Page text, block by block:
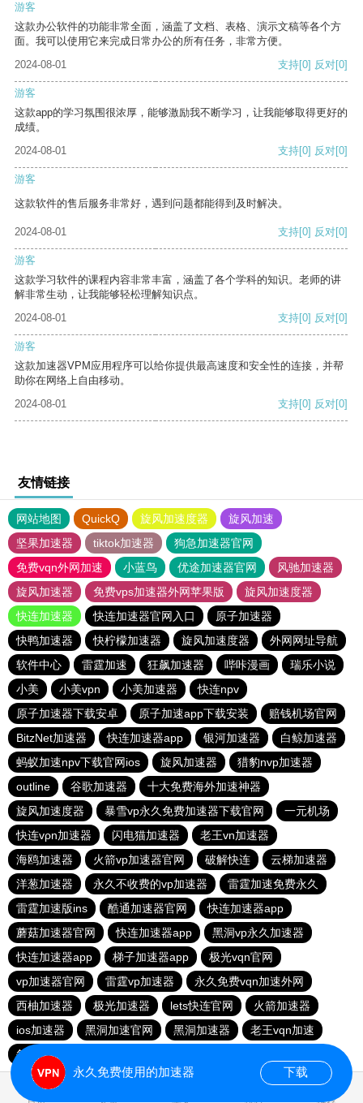
游客
这款办公软件的功能非常全面，涵盖了文档、表格、演示文稿等各个方
面。我可以使用它来完成日常办公的所有任务，非常方便。
2024-08-01
支持[0] 反对[0]
游客
这款app的学习氛围很浓厚，能够激励我不断学习，让我能够取得更好的
成绩。
2024-08-01
支持[0] 反对[0]
游客
这款软件的售后服务非常好，遇到问题都能得到及时解决。
2024-08-01 支持[0] 反对[0]
游客
这款学习软件的课程内容非常丰富，涵盖了各个学科的知识。老师的讲
解非常生动，让我能够轻松理解知识点。
2024-08-01
支持[0] 反对[0]
游客
这款加速器VPM应用程序可以给你提供最高速度和安全性的连接，并帮
助你在网络上自由移动。
2024-08-01
支持[0] 反对[0]
友情链接
网站地图 QuickQ 旋风加速度器
旋风加速
坚果加速器
tiktok加速器
狗急加速器官网
免费vqn外网加速
小蓝鸟 优途加速器官网
风驰加速器
旋风加速器
免费vps加速器外网苹果版
旋风加速度器
快连加速器
快连加速器官网入口
原子加速器
快鸭加速器
快柠檬加速器 旋风加速度器
外网网址导航
软件中心
雷霆加速 狂飙加速器 哔咔漫画
瑞乐小说
小美
小美vpn 小美加速器
快连npv
原子加速器下载安卓
原子加速app下载安装
赔钱机场官网
BitzNet加速器
快连加速器app 银河加速器
白鲸加速器
蚂蚁加速npv下载官网ios
旋风加速器
猎豹nvp加速器
outline
谷歌加速器
十大免费海外加速神器
旋风加速度器
暴雪vp永久免费加速器下载官网
一元机场
快连vρn加速器
闪电猫加速器
老王vn加速器
海鸥加速器
火箭vp加速器官网 破解快连
云梯加速器
洋葱加速器
永久不收费的vp加速器
雷霆加速免费永久
雷霆加速版ins
酷通加速器官网
快连加速器app
蘑菇加速器官网
快连加速器app
黑洞vp永久加速器
快连加速器app
梯子加速器app
极光vqn官网
vp加速器官网
雷霆vp加速器
永久免费vqn加速外网
西柚加速器
极光加速器 lets快连官网
火箭加速器
ios加速器
黑洞加速官网 黑洞加速器
老王vqn加速
每天免费2小时加速器
永久免费使用的加速器 下载